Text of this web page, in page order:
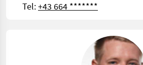
Tel:+43 664 *******